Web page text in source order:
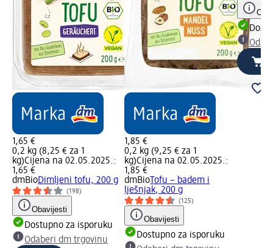
1,65 €
0,2 kg (8,25 € za 1
kg)Cijena na 02.05.2025.:
1,65 €
dmBioDimljeni tofu, 200 g
(198)
Obavijesti
Dostupno za isporuku
Odaberi dm trgovinu
1,85 €
0,2 kg (9,25 € za 1
kg)Cijena na 02.05.2025.:
1,85 €
dmBio Tofu – badem i
lješnjak, 200 g
(125)
Obavijesti
Dostupno za isporuku